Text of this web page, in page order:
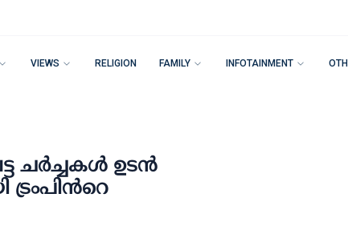
VIEWS RELIGION FAMILY INFOTAINMENT
ചർച്ചകള്‍ ഉടൻ